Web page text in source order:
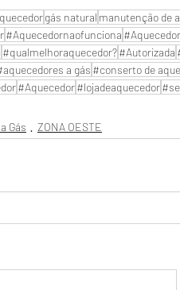
gás natural manutenção de
#Aquecedornaofunciona
#qualmelhoraquecedor?#Autorizada
a gás #conserto de
#Aquecedor#lojadeaquecedor
Gás ZONA OESTE